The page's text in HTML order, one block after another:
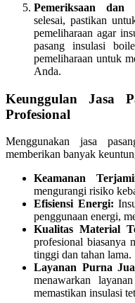
Pemeriksaan dan
selesai, pastikan
pemeliharaan agar
pasang insulasi
pemeliharaan untuk
Anda.
Keunggulan Jasa
Profesional
Menggunakan jasa
memberikan banyak
Keamanan
mengurangi risiko
Efisiensi Energi:
penggunaan energi,
Kualitas Material
profesional biasanya
tinggi dan tahan lama.
Layanan Purna
menawarkan
memastikan insulasi